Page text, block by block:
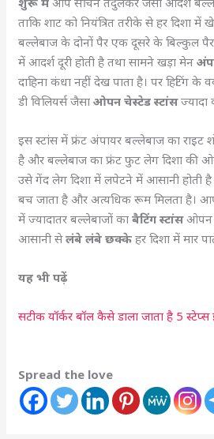
ताकि शाट को नियंत्रित तरीके से हर दिशा
बल्लेबाज के दोनों पैर एक दूसरे के बिल्कुल
में आदर्श दूरी होती है तथा सामने खड़ा मेन
दाहिना कंधा नहीं देख पाता है। पर हिटिंग के
डी विलियर्स जैसाओपन चेस्टेड स्टांसज्यादा
इस स्टांस में फ्रंट अंपायर बल्लेबाज का
है और बल्लेबाज का फ्रंट फुट लेग दिशा की
उसे गेंद लेग दिशा में लपेटने में आसानी होती है
बच जाता है और अत्यधिक रूम मिलता है।
में ज्यादातर बल्लेबाजों काबैटिंग स्टांसओपन
आसानी सेलंबे लंबे छक्के हर दिशा में मार
यह भी पढ़ें
सटीक यॉर्कर बॉल कैसे डाला जाता है 5
Spread the love